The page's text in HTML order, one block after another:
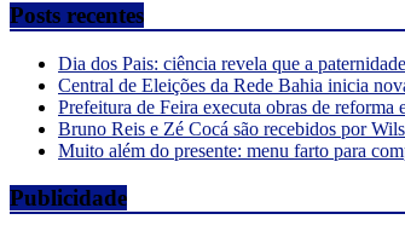
Posts recentes
Dia dos Pais: ciência revela que a
Central de Eleições da Rede Bahia inicia
Prefeitura de Feira executa obras de reforma
Bruno Reis e Zé Cocá são recebidos por
Muito além do presente: menu farto para
Publicidade